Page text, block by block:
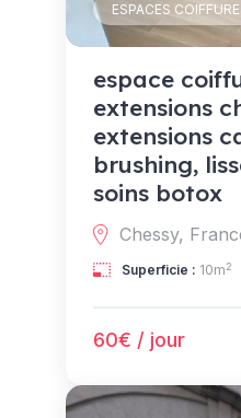
ESPACES COIFFURE
espace
extensions
extensions
brushing,
soins botox
Chessy,
Superficie : 10m2
60€ / jour